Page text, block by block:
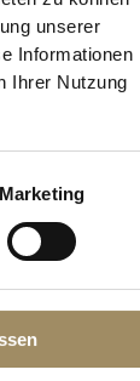
unserer
Informationen
Ihrer Nutzung
Marketing